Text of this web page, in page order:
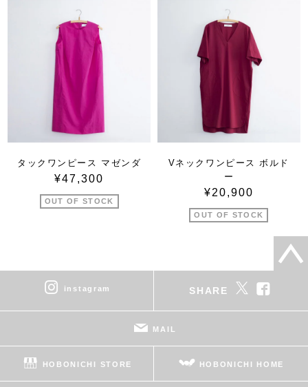
タックワンピース マゼンダ
¥47,300
OUT OF STOCK
Vネックワンピース ボルド
ー
¥20,900
OUT OF STOCK
instagram SHARE
MAIL
HOBONICHI STORE HOBONICHI HOME